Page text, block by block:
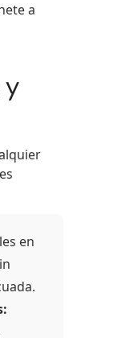
a
y
en